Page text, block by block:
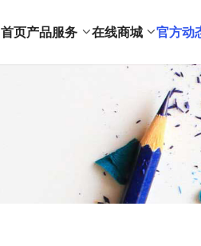
首页产品服务 在线商城 官方动